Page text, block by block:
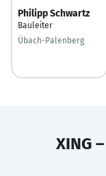
Philipp Schwartz
Bauleiter
Übach-Palenberg
XING